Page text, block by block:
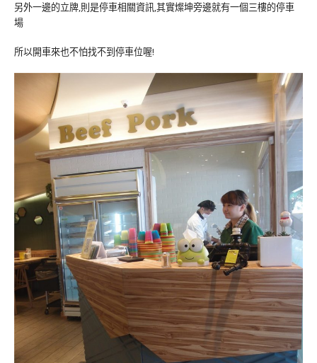
另外一邊的立牌,則是停車相關資訊,其實燦坤旁邊就有一個三樓的停車
場
所以開車來也不怕找不到停車位喔!